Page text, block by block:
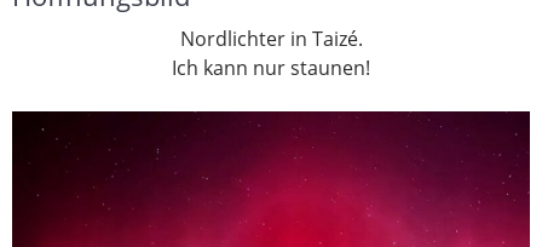
Nordlichter in Taizé.
Ich kann nur staunen!